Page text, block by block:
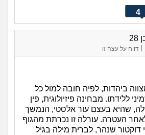
4
דווח על עצה זו
ביהדות, לפיה חובה למול כל
ללידתו. מבחינה פיזיולוגית, פין
שהיא בעצם עור אלסטי, הנמשך
העטרה. עורלה זו נכרתת מהגוף
שנהר, לברית מילה בגיל